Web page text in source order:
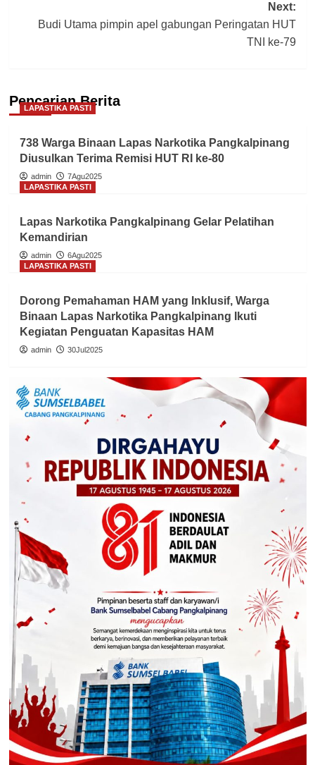
Next:
Budi Utama pimpin apel gabungan Peringatan HUT
TNI ke-79
Pencarian Berita
LAPASTIKA PASTI
738 Warga Binaan Lapas Narkotika Pangkalpinang
Diusulkan Terima Remisi HUT RI ke-80
admin
7Agu2025
LAPASTIKA PASTI
Lapas Narkotika Pangkalpinang Gelar Pelatihan
Kemandirian
admin
6Agu2025
LAPASTIKA PASTI
Dorong Pemahaman HAM yang Inklusif, Warga
Binaan Lapas Narkotika Pangkalpinang Ikuti
Kegiatan Penguatan Kapasitas HAM
admin 30Jul2025